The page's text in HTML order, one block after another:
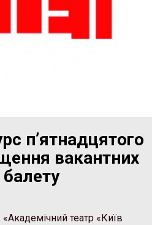
п’ятнадцятого
вакантних
балету
театр «Київ